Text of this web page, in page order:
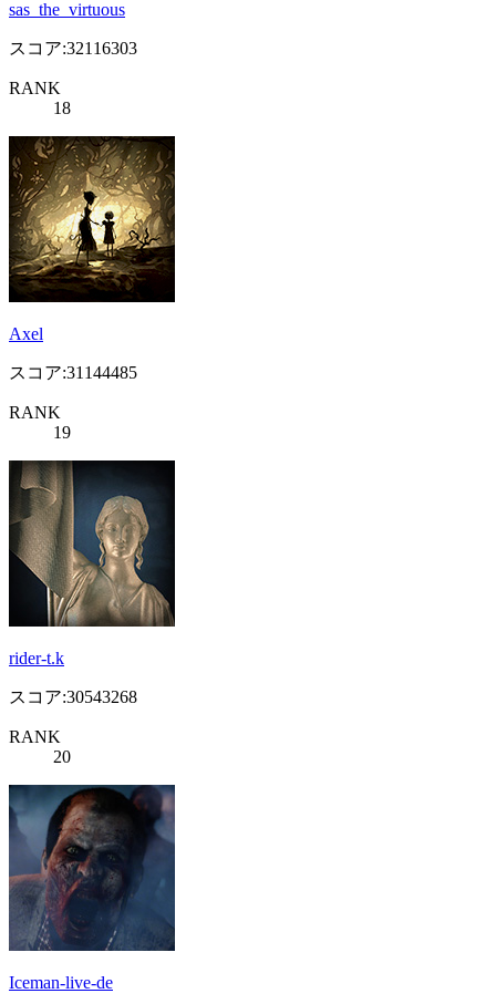
sas_the_virtuous
スコア:32116303
RANK
18
Axel
スコア:31144485
RANK
19
rider-t.k
スコア:30543268
RANK
20
Iceman-live-de